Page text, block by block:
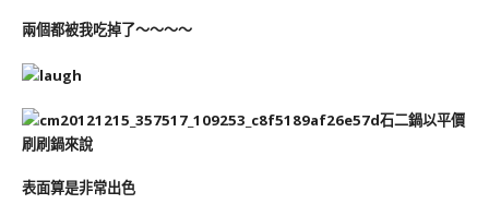
兩個都被我吃掉了～～～～
石二鍋以平價
刷刷鍋來說
表面算是非常出色